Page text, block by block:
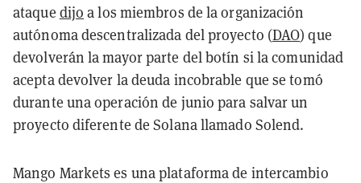
ataque dijo a los miembros de la organización
autónoma descentralizada del proyecto (DAO) que
devolverán la mayor parte del botín si la comunidad
acepta devolver la deuda incobrable que se tomó
durante una operación de junio para salvar un
proyecto diferente de Solana llamado Solend.
Mango Markets es una plataforma de intercambio